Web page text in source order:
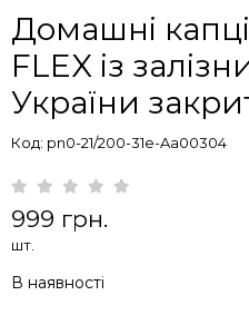
Домашні
FLEX із
України
Код: pn0-21/200-31e-Aa00304
999 грн.
шт.
В наявності